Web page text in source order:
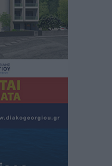
Ζάρας, τέλος ο
και ο